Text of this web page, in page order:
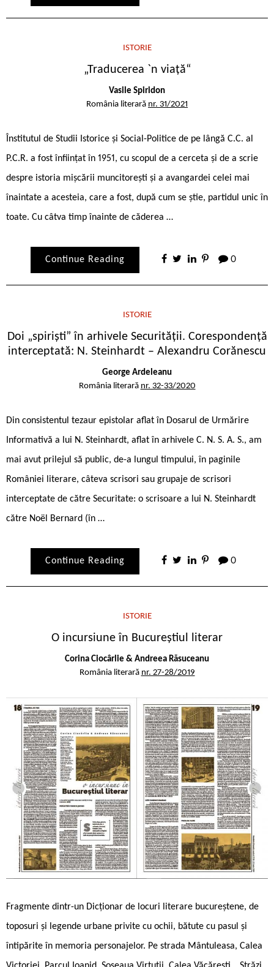
ISTORIE
„Traducerea `n viață“
Vasile Spiridon
România literară nr. 31/2021
Înstitutul de Studii Istorice și Social-Politice de pe lângă C.C. al
P.C.R. a fost înființat în 1951, cu scopul de a cerceta și de a scrie
despre istoria mișcării muncitorești și a avangardei celei mai
înaintate a acesteia, care a fost, după cum se știe, partidul unic în
toate. Cu câtva timp înainte de căderea …
Continue Reading 0
ISTORIE
Doi „spirişti” în arhivele Securităţii. Corespondenţă
interceptată: N. Steinhardt – Alexandru Corănescu
George Ardeleanu
România literară nr. 32-33/2020
Din consistentul tezaur epistolar aflat în Dosarul de Urmărire
Informativă a lui N. Steinhardt, aflat în arhivele C. N. S. A. S., am
mai avut prilejul să public, de-a lungul timpului, în paginile
României literare, câteva scrisori sau grupaje de scrisori
interceptate de către Securitate: o scrisoare a lui N. Steinhardt
către Noël Bernard (în …
Continue Reading 0
ISTORIE
O incursiune în Bucureștiul literar
Corina Ciocârlie & Andreea Răsuceanu
România literară nr. 27-28/2019
Fragmente dintr-un Dicționar de locuri literare bucureștene, de
toposuri și legende urbane privite cu ochii, bătute cu pasul și
întipărite în memoria personajelor. Pe strada Mântuleasa, Calea